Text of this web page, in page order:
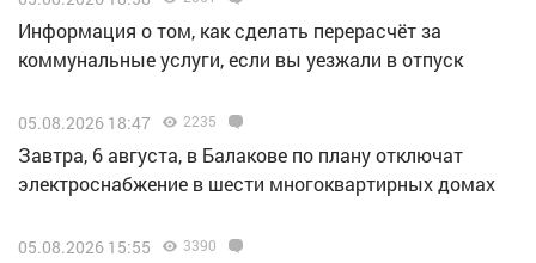
Информация о том, как сделать перерасчёт за
коммунальные услуги, если вы уезжали в отпуск
05.08.2026 18:47 2235
Завтра, 6 августа, в Балакове по плану отключат
электроснабжение в шести многоквартирных домах
05.08.2026 15:55 3390